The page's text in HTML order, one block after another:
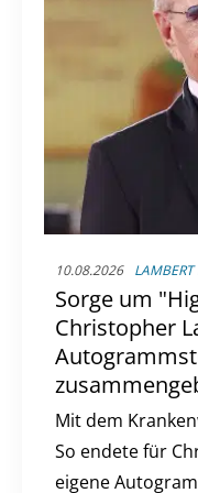
10.08.2026 LAMBERT
Sorge um
Christopher
Mit dem
So endete für
eigene